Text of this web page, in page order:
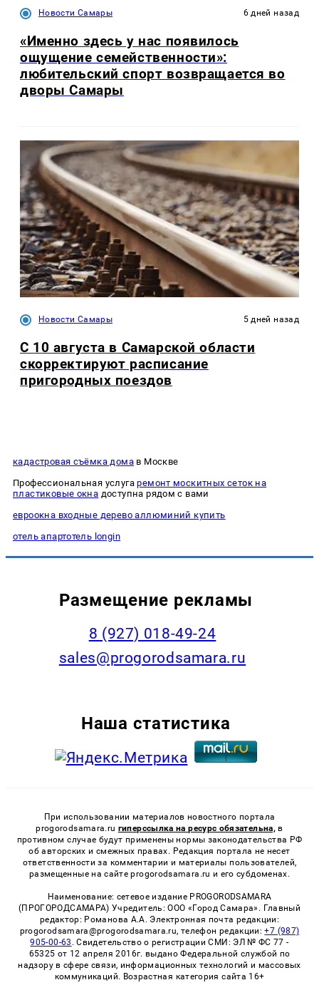
Новости Самары 6 дней назад
«Именно здесь у нас появилось
ощущение семейственности»:
любительский спорт возвращается во
дворы Самары
Новости Самары 5 дней назад
С 10 августа в Самарской области
скорректируют расписание
пригородных поездов
кадастровая съёмка домав Москве
Профессиональная услугаремонт москитных сеток на
пластиковые окна доступна рядом с вами
евроокна входные дерево аллюминий купить
отель апартотель longin
Размещение рекламы
8 (927) 018-49-24
sales@progorodsamara.ru
Наша статистика
При использовании материалов новостного портала
progorodsamara.ru гиперссылка на ресурс обязательна, в
противном случае будут применены нормы законодательства РФ
об авторских и смежных правах. Редакция портала не несет
ответственности за комментарии и материалы пользователей,
размещенные на сайте progorodsamara.ru и его субдоменах.
Наименование: сетевое издание PROGORODSAMARA
(ПРОГОРОДСАМАРА) Учредитель: ООО «Город Самара». Главный
редактор: Романова А.А. Электронная почта редакции:
progorodsamara@progorodsamara.ru, телефон редакции:+7 (987)
905-00-63 . Свидетельство о регистрации СМИ: ЭЛ № ФС 77 -
65325 от 12 апреля 2016г. выдано Федеральной службой по
надзору в сфере связи, информационных технологий и массовых
коммуникаций. Возрастная категория сайта 16+